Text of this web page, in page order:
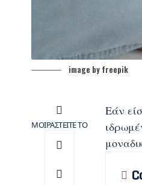
image by freepik
ΜΟΙΡΑΣΤΕΙΤΕ ΤΟ
Εάν